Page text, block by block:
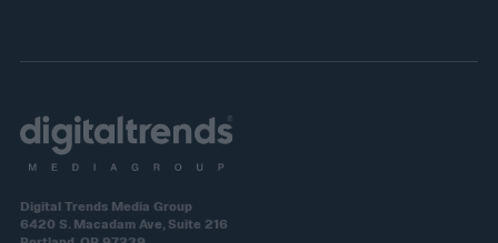
Digital Trends Media Group
6420 S. Macadam Ave, Suite 216